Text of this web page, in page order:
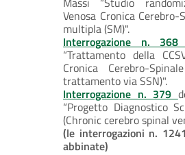
Venosa Cronica Cerebro-
multipla (SM)".
Interrogazione n. 368
“Trattamento della
Cronica Cerebro-
trattamento via SSN)".
Interrogazione n. 379
“Progetto Diagnostico
(Chronic cerebro spinal
(le interrogazioni n.
abbinate)